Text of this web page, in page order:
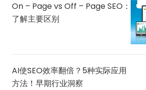
On – Page vs Off – Page SEO：
了解主要区别
AI使SEO效率翻倍？5种实际应用
方法！早期行业洞察